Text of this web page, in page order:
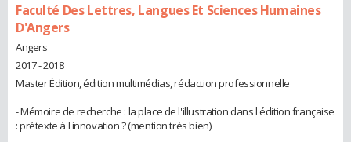
Faculté Des Lettres, Langues Et Sciences Humaines
D'Angers
Angers
2017 - 2018
Master Édition, édition multimédias, rédaction professionnelle
- Mémoire de recherche : la place de l'illustration dans l'édition française
: prétexte à l'innovation ? (mention très bien)